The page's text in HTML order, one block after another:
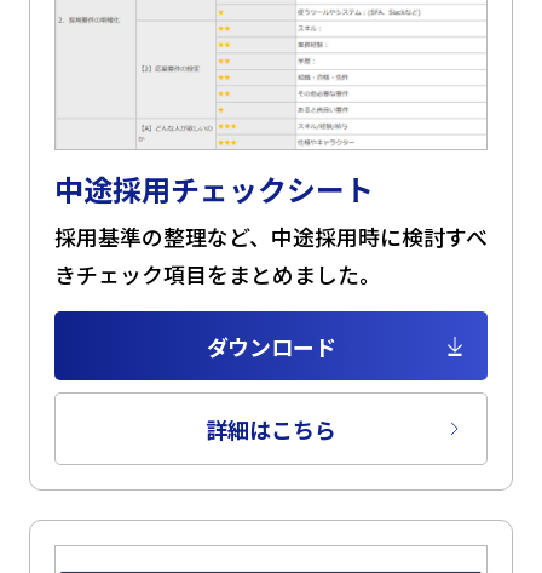
中途採用チェックシート
採用基準の整理など、中途採用時に検討すべ
きチェック項目をまとめました。
ダウンロード
詳細はこちら